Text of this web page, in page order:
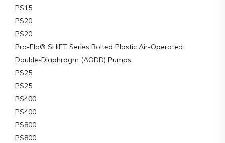
PS15
PS20
PS20
Pro-Flo® SHIFT Series Bolted Plastic Air-Operated
Double-Diaphragm (AODD) Pumps
PS25
PS25
PS400
PS400
PS800
PS800